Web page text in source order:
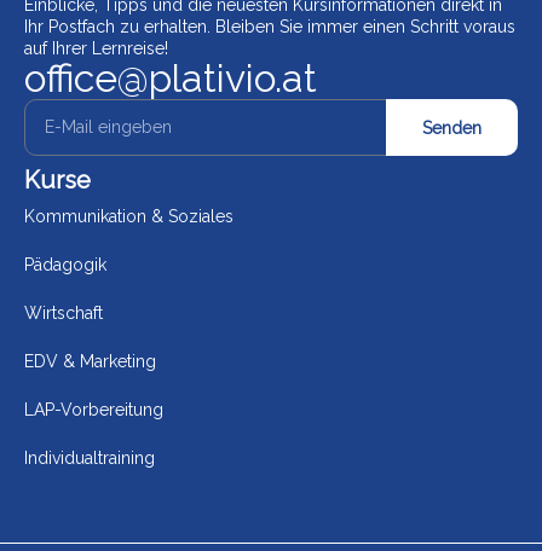
Einblicke, Tipps und die neuesten Kursinformationen direkt in
Ihr Postfach zu erhalten. Bleiben Sie immer einen Schritt voraus
auf Ihrer Lernreise!
office@plativio.at
Senden
Kurse
Kommunikation & Soziales
Pädagogik
Wirtschaft
EDV & Marketing
LAP-Vorbereitung
Individualtraining